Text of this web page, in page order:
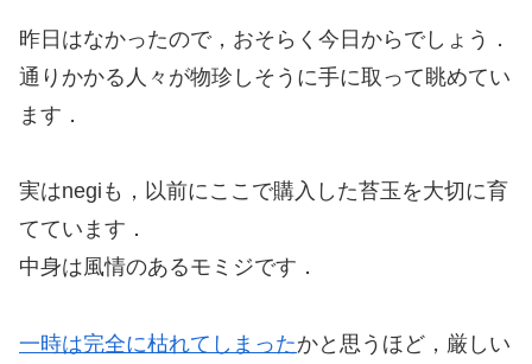
昨日はなかったので，おそらく今日からでしょう．
通りかかる人々が物珍しそうに手に取って眺めてい
ます．
実はnegiも，以前にここで購入した苔玉を大切に育
てています．
中身は風情のあるモミジです．
一時は完全に枯れてしまったかと思うほど，厳しい